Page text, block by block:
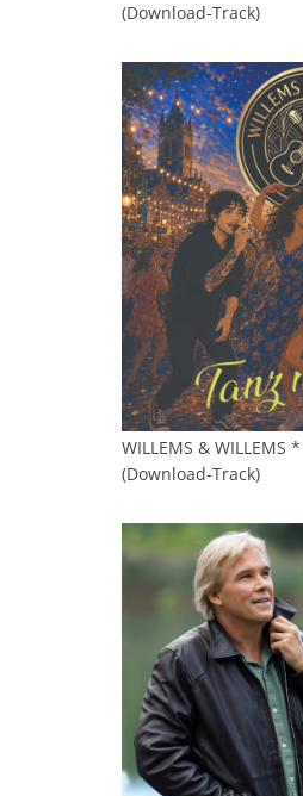
(Download-Track)
WILLEMS & WILLEMS
(Download-Track)